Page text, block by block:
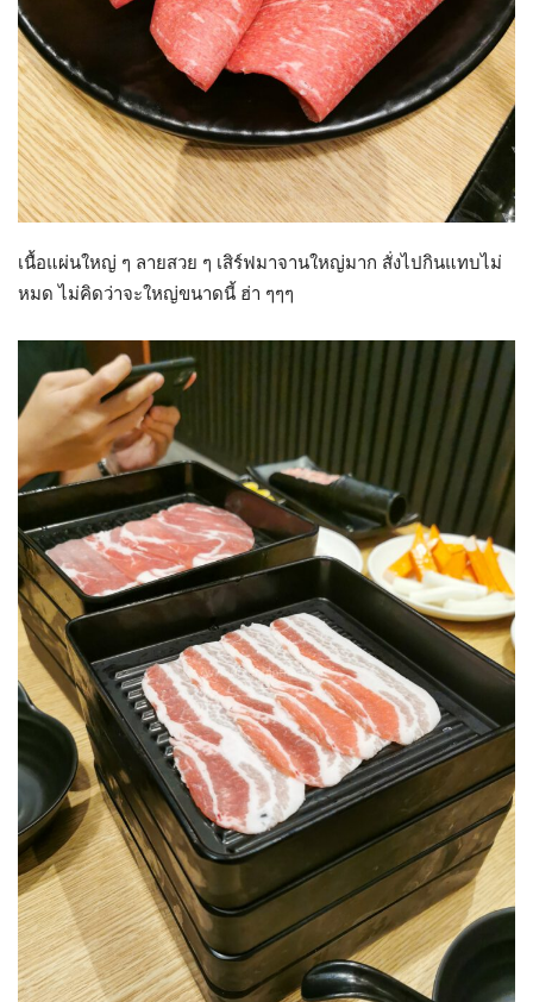
เนื้อแผ่นใหญ่ ๆ ลายสวย ๆ เสิร์ฟมาจานใหญ่มาก สั่งไปกินแทบไม่
หมด ไม่คิดว่าจะใหญ่ขนาดนี้ ฮ่า ๆๆๆ